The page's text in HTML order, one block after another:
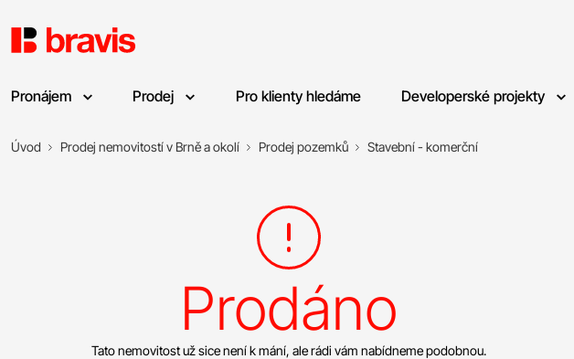
Pronájem Prodej Pro klienty hledáme Developerské projekty
Úvod Prodej nemovitostí v Brně a okolí Prodej pozemků Stavební - komerční
Prodáno
Tato nemovitost už sice není k mání, ale rádi vám nabídneme podobnou.